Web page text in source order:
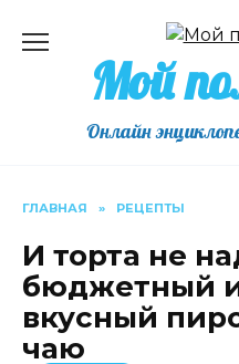
содержаниюМой
Онлайн
ГЛАВНАЯ » РЕЦЕПТЫ
И торта не
бюджетный
вкусный
чаю